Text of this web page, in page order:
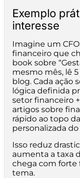
Exemplo
interesse
Imagine um
financeiro que
book sobre
mesmo mês, lê
blog. Cada ação
lógica definida
setor financeiro
artigos sobre
rápido ao topo
personalizada
Isso reduz
aumenta a taxa
chega com forte
tema.